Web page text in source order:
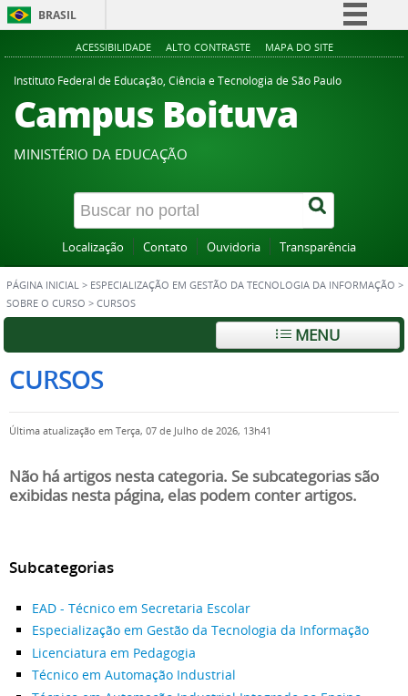
BRASIL
Simplifique!
Comunica BR
Acesso à informação
Canais
ACESSIBILIDADE ALTO CONTRASTE MAPA DO SITE
Instituto Federal de Educação, Ciência e Tecnologia de São Paulo
Campus Boituva
MINISTÉRIO DA EDUCAÇÃO
Localização Contato Ouvidoria Transparência
PÁGINA INICIAL > ESPECIALIZAÇÃO EM GESTÃO DA TECNOLOGIA DA INFORMAÇÃO >
SOBRE O CURSO > CURSOS
MENU
CURSOS
Última atualização em Terça, 07 de Julho de 2026, 13h41
Não há artigos nesta categoria. Se subcategorias são
exibidas nesta página, elas podem conter artigos.
Subcategorias
EAD - Técnico em Secretaria Escolar
Especialização em Gestão da Tecnologia da Informação
Licenciatura em Pedagogia
Técnico em Automação Industrial